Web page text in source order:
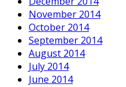
November 2014
October 2014
September 2014
August 2014
July 2014
June 2014